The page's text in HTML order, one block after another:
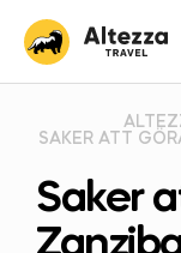
SAKER ATT
Saker